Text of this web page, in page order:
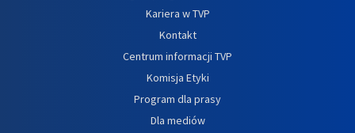
Kariera w TVP
Kontakt
Centrum informacji TVP
Komisja Etyki
Program dla prasy
Dla mediów